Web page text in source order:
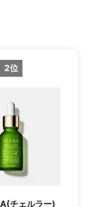
2位
チェルラー)